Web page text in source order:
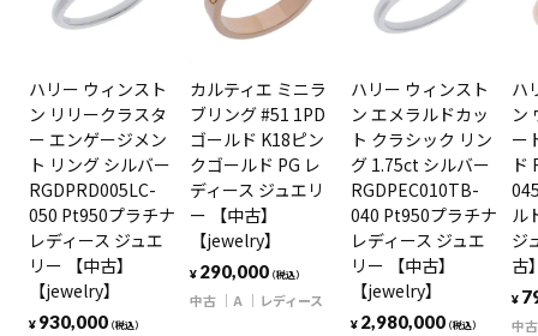
ハリー ウィンスト
ン リリークラスタ
ー エンゲージメン
ト リング シルバー
RGDPRD005LC-
050 Pt950プラチナ
レディース ジュエ
リー 【中古】
【jewelry】
¥ 930,000（税込）
カルティエ ミニラ
ブリング #51 1PD
ゴールド K18ピン
クゴールド PG レ
ディース ジュエリ
ー 【中古】
【jewelry】
¥ 290,000（税込）
中古 A レディース
ハリー ウィンスト
ン エメラルドカッ
ト クラシック リン
グ 1.75ct シルバー
RGDPEC010TB-
040 Pt950プラチナ
レディース ジュエ
リー 【中古】
【jewelry】
¥ 2,980,000（税込）
ハ
ン
ー
ド
ル
ジ
古
¥
中古